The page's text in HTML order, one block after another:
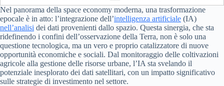
Nel panorama della space economy moderna, una trasformazione
epocale è in atto: l’integrazione dell’intelligenza artificiale (IA)
nell’analisi dei dati provenienti dallo spazio. Questa sinergia, che sta
ridefinendo i confini dell’osservazione della Terra, non è solo una
questione tecnologica, ma un vero e proprio catalizzatore di nuove
opportunità economiche e sociali. Dal monitoraggio delle coltivazioni
agricole alla gestione delle risorse urbane, l’IA sta svelando il
potenziale inesplorato dei dati satellitari, con un impatto significativo
sulle strategie di investimento nel settore.